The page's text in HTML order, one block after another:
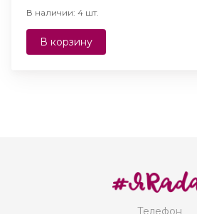
В наличии: 4 шт.
В корзину
Телефон